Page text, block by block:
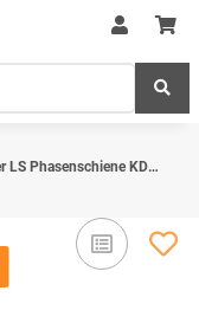
Hager LS Phasenschiene KDN363F 3-polig Gabel 10mm² 63A 12M